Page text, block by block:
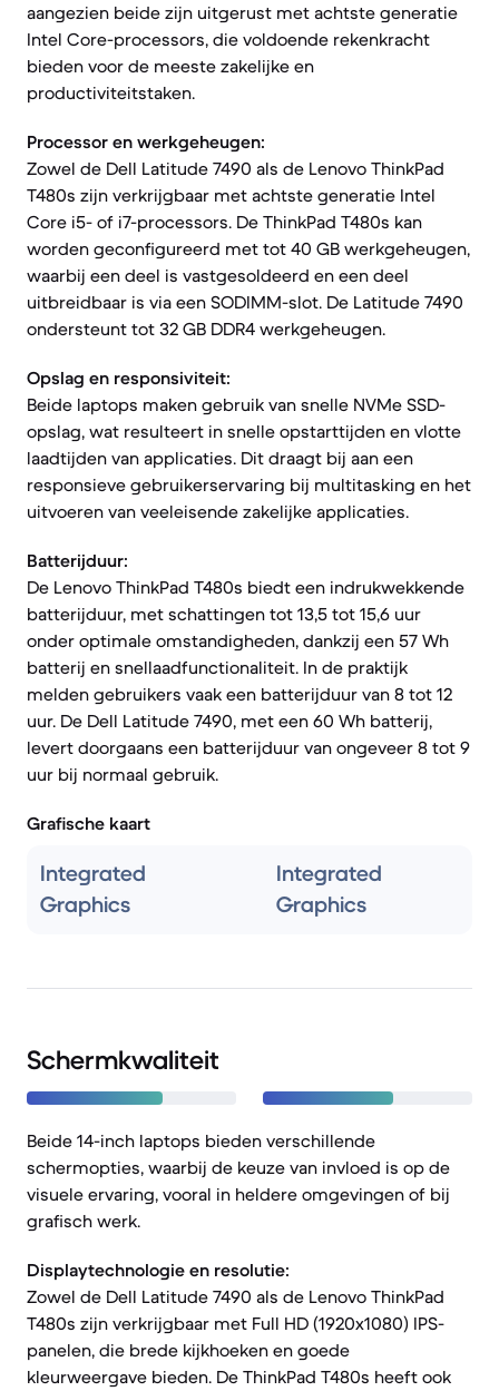
aangezien beide zijn uitgerust met achtste generatie
Intel Core-processors, die voldoende rekenkracht
bieden voor de meeste zakelijke en
productiviteitstaken.
Processor en werkgeheugen:
Zowel de Dell Latitude 7490 als de Lenovo ThinkPad
T480s zijn verkrijgbaar met achtste generatie Intel
Core i5- of i7-processors. De ThinkPad T480s kan
worden geconfigureerd met tot 40 GB werkgeheugen,
waarbij een deel is vastgesoldeerd en een deel
uitbreidbaar is via een SODIMM-slot. De Latitude 7490
ondersteunt tot 32 GB DDR4 werkgeheugen.
Opslag en responsiviteit:
Beide laptops maken gebruik van snelle NVMe SSD-
opslag, wat resulteert in snelle opstarttijden en vlotte
laadtijden van applicaties. Dit draagt bij aan een
responsieve gebruikerservaring bij multitasking en het
uitvoeren van veeleisende zakelijke applicaties.
Batterijduur:
De Lenovo ThinkPad T480s biedt een indrukwekkende
batterijduur, met schattingen tot 13,5 tot 15,6 uur
onder optimale omstandigheden, dankzij een 57 Wh
batterij en snellaadfunctionaliteit. In de praktijk
melden gebruikers vaak een batterijduur van 8 tot 12
uur. De Dell Latitude 7490, met een 60 Wh batterij,
levert doorgaans een batterijduur van ongeveer 8 tot 9
uur bij normaal gebruik.
Grafische kaart
Integrated
Graphics
Integrated
Graphics
Schermkwaliteit
Beide 14-inch laptops bieden verschillende
schermopties, waarbij de keuze van invloed is op de
visuele ervaring, vooral in heldere omgevingen of bij
grafisch werk.
Displaytechnologie en resolutie:
Zowel de Dell Latitude 7490 als de Lenovo ThinkPad
T480s zijn verkrijgbaar met Full HD (1920x1080) IPS-
panelen, die brede kijkhoeken en goede
kleurweergave bieden. De ThinkPad T480s heeft ook